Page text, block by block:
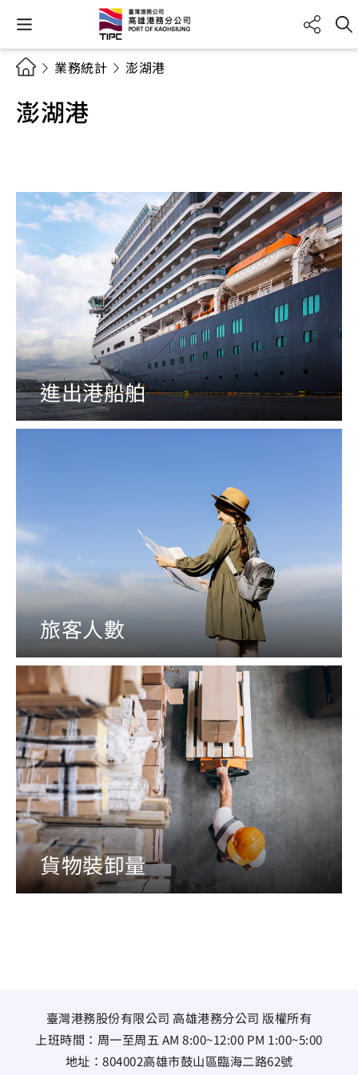
業務統計 澎湖港
澎湖港
進出港船舶
旅客人數
貨物裝卸量
臺灣港務股份有限公司 高雄港務分公司 版權所有
上班時間：周一至周五 AM 8:00~12:00 PM 1:00~5:00
地址： 804002高雄市鼓山區臨海二路62號